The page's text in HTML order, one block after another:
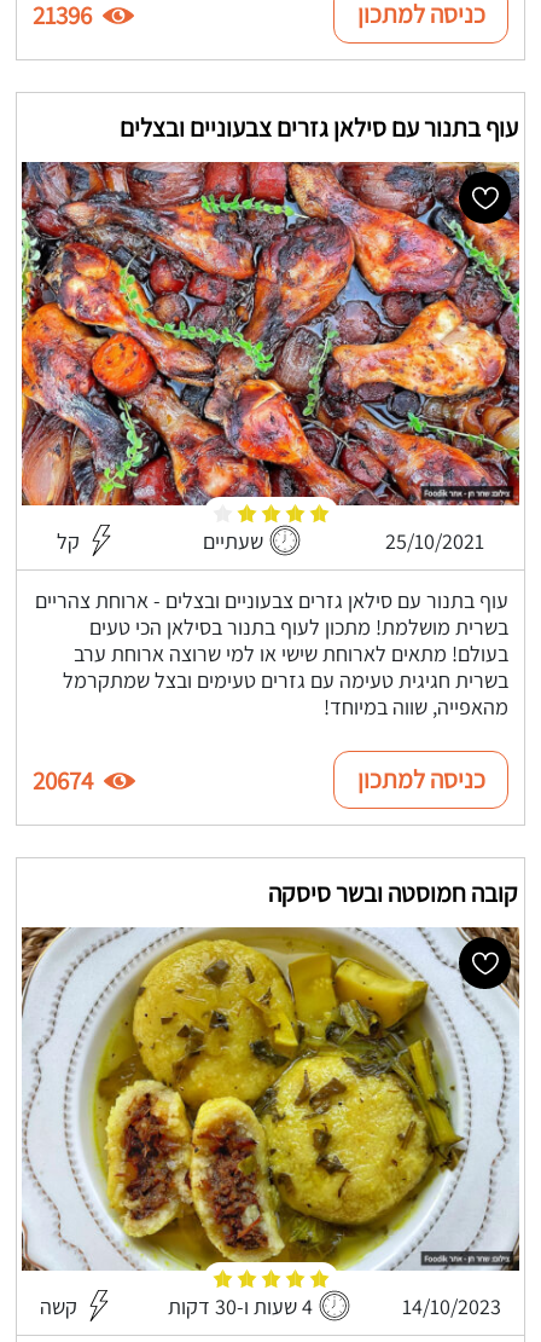
כניסה למתכון 21396
עוף בתנור עם סילאן גזרים צבעוניים ובצלים
25/10/2021 שעתיים קל
עוף בתנור עם סילאן גזרים צבעוניים ובצלים - ארוחת צהריים
בשרית מושלמת! מתכון לעוף בתנור בסילאן הכי טעים
בעולם! מתאים לארוחת שישי או למי שרוצה ארוחת ערב
בשרית חגיגית טעימה עם גזרים טעימים ובצל שמתקרמל
מהאפייה, שווה במיוחד!
כניסה למתכון 20674
קובה חמוסטה ובשר סיסקה
14/10/2023 4 שעות ו-30 דקות קשה